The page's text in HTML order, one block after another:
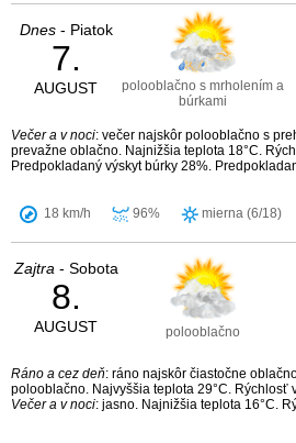
Dnes- Piatok
7.
AUGUST
polooblačno s mrholením a
búrkami
Večer a v noci: večer najskôr polooblačno s
prevažne oblačno. Najnižšia teplota 18°C.
Predpokladaný výskyt búrky 28%.
18 km/h 96% mierna (6/18)
Zajtra - Sobota
8.
AUGUST polooblačno
Ráno a cez deň: ráno najskôr čiastočne
polooblačno. Najvyššia teplota 29°C. Rýchlosť
Večer a v noci: jasno. Najnižšia teplota 16°C.